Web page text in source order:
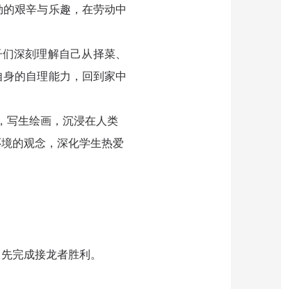
艰辛与乐趣，在劳动中
深刻理解自己从择菜、
的自理能力，回到家中
写生绘画，沉浸在人类
的观念，深化学生热爱
完成接龙者胜利。